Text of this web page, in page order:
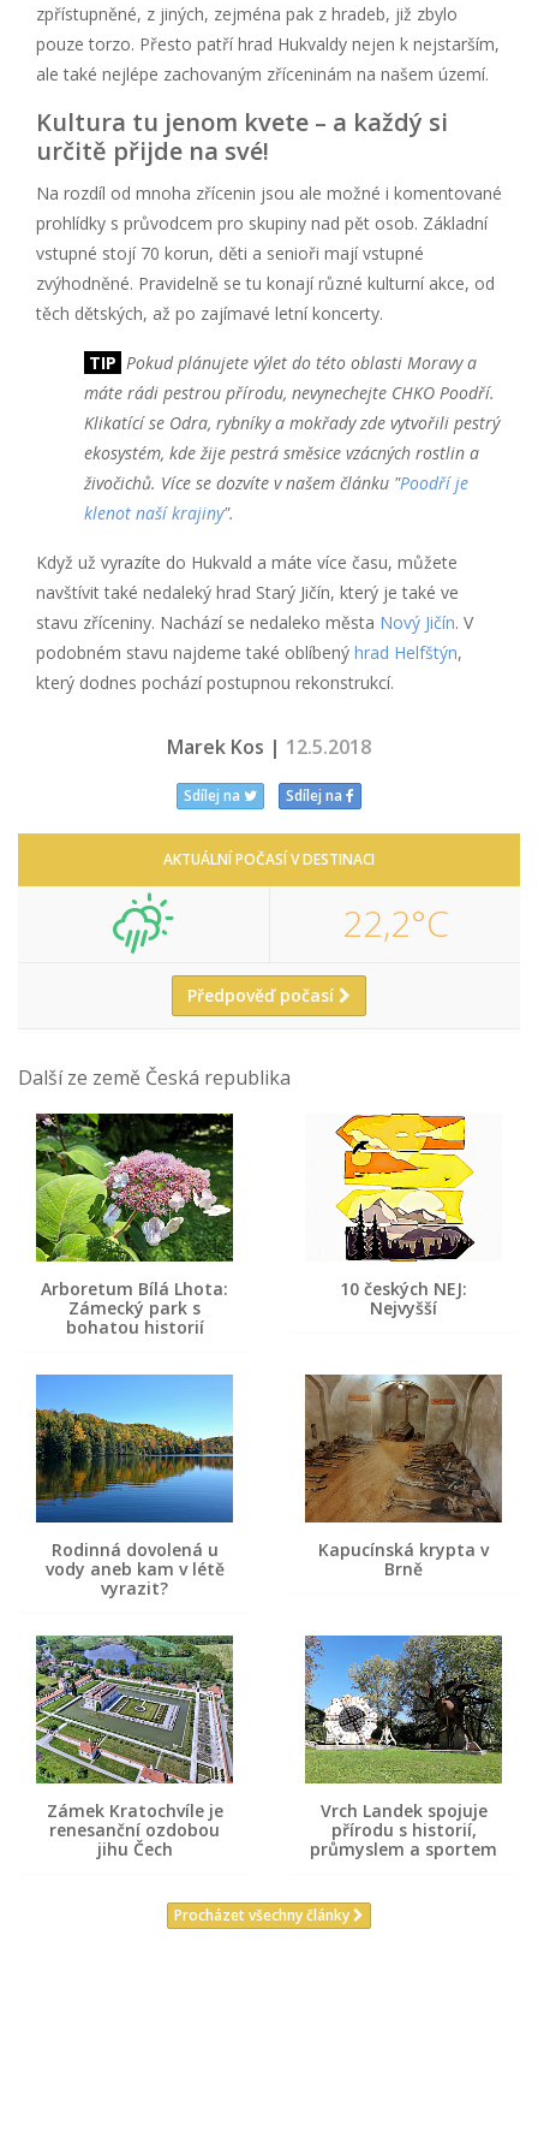
zpřístupněné, z jiných, zejména pak z hradeb, již zbylo
pouze torzo. Přesto patří hrad Hukvaldy nejen k nejstarším,
ale také nejlépe zachovaným zříceninám na našem území.
Kultura tu jenom kvete – a každý si
určitě přijde na své!
Na rozdíl od mnoha zřícenin jsou ale možné i komentované
prohlídky s průvodcem pro skupiny nad pět osob. Základní
vstupné stojí 70 korun, děti a senioři mají vstupné
zvýhodněné. Pravidelně se tu konají různé kulturní akce, od
těch dětských, až po zajímavé letní koncerty.
TIP Pokud plánujete výlet do této oblasti Moravy a
máte rádi pestrou přírodu, nevynechejte CHKO Poodří.
Klikatící se Odra, rybníky a mokřady zde vytvořili pestrý
ekosystém, kde žije pestrá směsice vzácných rostlin a
živočichů. Více se dozvíte v našem článku "Poodří je
klenot naší krajiny".
Když už vyrazíte do Hukvald a máte více času, můžete
navštívit také nedaleký hrad Starý Jičín, který je také ve
stavu zříceniny. Nachází se nedaleko města Nový Jičín. V
podobném stavu najdeme také oblíbený hrad Helfštýn,
který dodnes pochází postupnou rekonstrukcí.
Marek Kos | 12.5.2018
Sdílej na Sdílej na
AKTUÁLNÍ POČASÍ V DESTINACI
22,2°C
Předpověď počasí
Další ze země Česká republika
Arboretum Bílá Lhota:
Zámecký park s
bohatou historií
10 českých NEJ:
Nejvyšší
Rodinná dovolená u
vody aneb kam v létě
vyrazit?
Kapucínská krypta v
Brně
Zámek Kratochvíle je
renesanční ozdobou
jihu Čech
Vrch Landek spojuje
přírodu s historií,
průmyslem a sportem
Procházet všechny články